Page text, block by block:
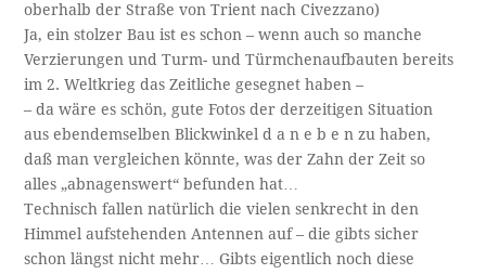
oberhalb der Straße von Trient nach Civezzano)
Ja, ein stolzer Bau ist es schon – wenn auch so manche
Verzierungen und Turm- und Türmchenaufbauten bereits
im 2. Weltkrieg das Zeitliche gesegnet haben –
– da wäre es schön, gute Fotos der derzeitigen Situation
aus ebendemselben Blickwinkel d a n e b e n zu haben,
daß man vergleichen könnte, was der Zahn der Zeit so
alles „abnagenswert“ befunden hat…
Technisch fallen natürlich die vielen senkrecht in den
Himmel aufstehenden Antennen auf – die gibts sicher
schon längst nicht mehr… Gibts eigentlich noch diese